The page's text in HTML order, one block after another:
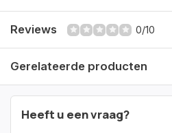
Reviews 0/10
Gerelateerde producten
Heeft u een vraag?